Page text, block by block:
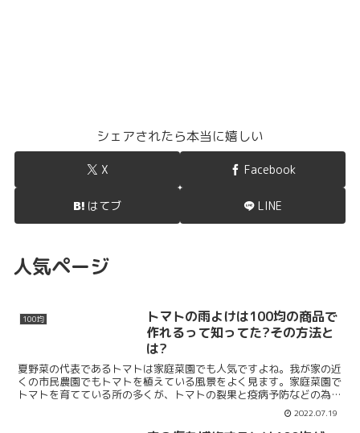
シェアされたら本当に嬉しい
X Facebook
はてブ LINE
人気ページ
100均
トマトの雨よけは100均の商品で
作れるって知ってた?その方法と
は?
夏野菜の代表であるトマトは家庭菜園でも人気ですよね。我が家の近
くの市民農園でもトマトを植えている風景をよく見ます。家庭菜園で
トマトを育てている所の多くが、トマトの裂果と疫病予防などの為に
雨よけトンネルをしています。この雨よけセットは、セット...2022.07.19